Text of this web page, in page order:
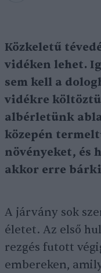
Közkeletű
vidéken lehet.
sem kell a
vidékre
albérletünk
közepén
növényeket, és
akkor erre
A járvány sok
életet. Az első
rezgés futott
embereken,